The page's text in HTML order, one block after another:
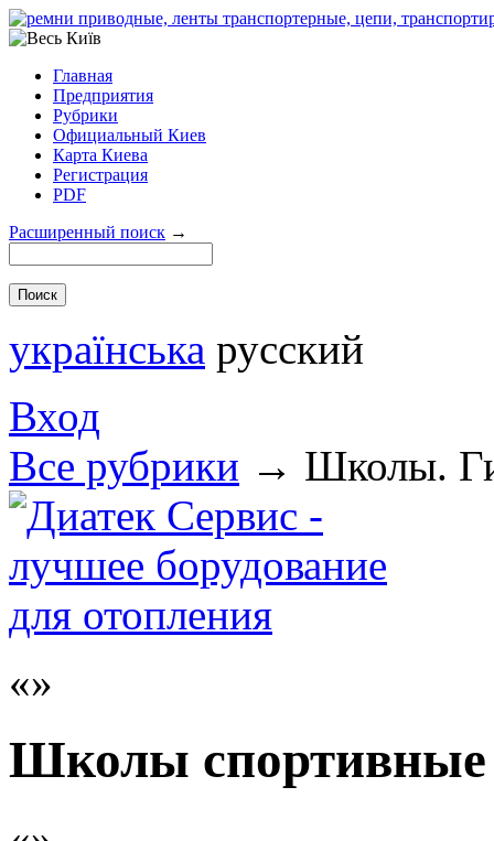
Главная
Предприятия
Рубрики
Официальный Киев
Карта Киева
Регистрация
PDF
Расширенный поиск →
українська русский
Вход
Все рубрики → Школы.
Школы спортивные